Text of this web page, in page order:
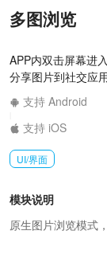
多图浏览
APP内双击屏幕进
分享图片到社交应用
支持 Android
支持 iOS
UI/界面
模块说明
原生图片浏览模式